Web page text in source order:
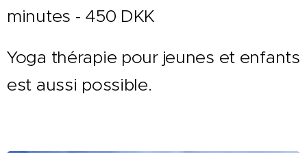
minutes - 450 DKK
Yoga thérapie pour jeunes et enfants
est aussi possible.